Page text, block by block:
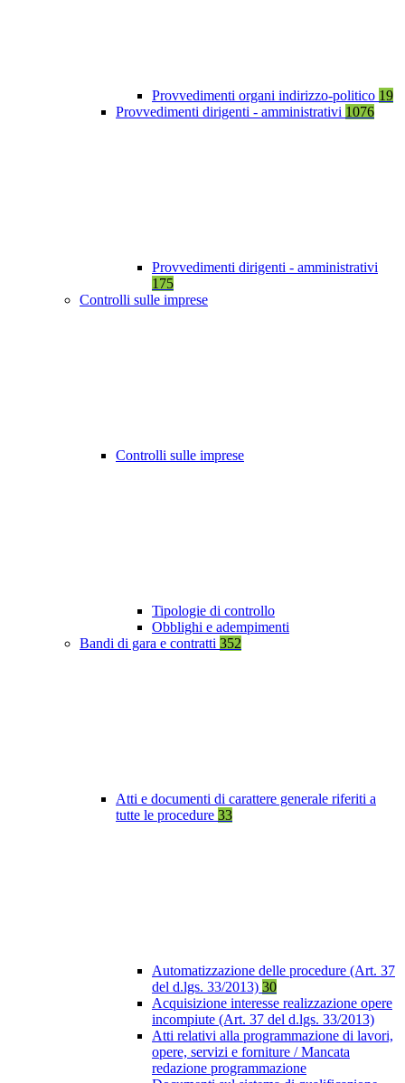
Provvedimenti organi indirizzo-politico 19
Provvedimenti dirigenti - amministrativi 1076
Provvedimenti dirigenti - amministrativi
175
Controlli sulle imprese
Controlli sulle imprese
Tipologie di controllo
Obblighi e adempimenti
Bandi di gara e contratti 352
Atti e documenti di carattere generale riferiti a
tutte le procedure 33
Automatizzazione delle procedure (Art. 37
del d.lgs. 33/2013) 30
Acquisizione interesse realizzazione opere
incompiute (Art. 37 del d.lgs. 33/2013)
Atti relativi alla programmazione di lavori,
opere, servizi e forniture / Mancata
redazione programmazione